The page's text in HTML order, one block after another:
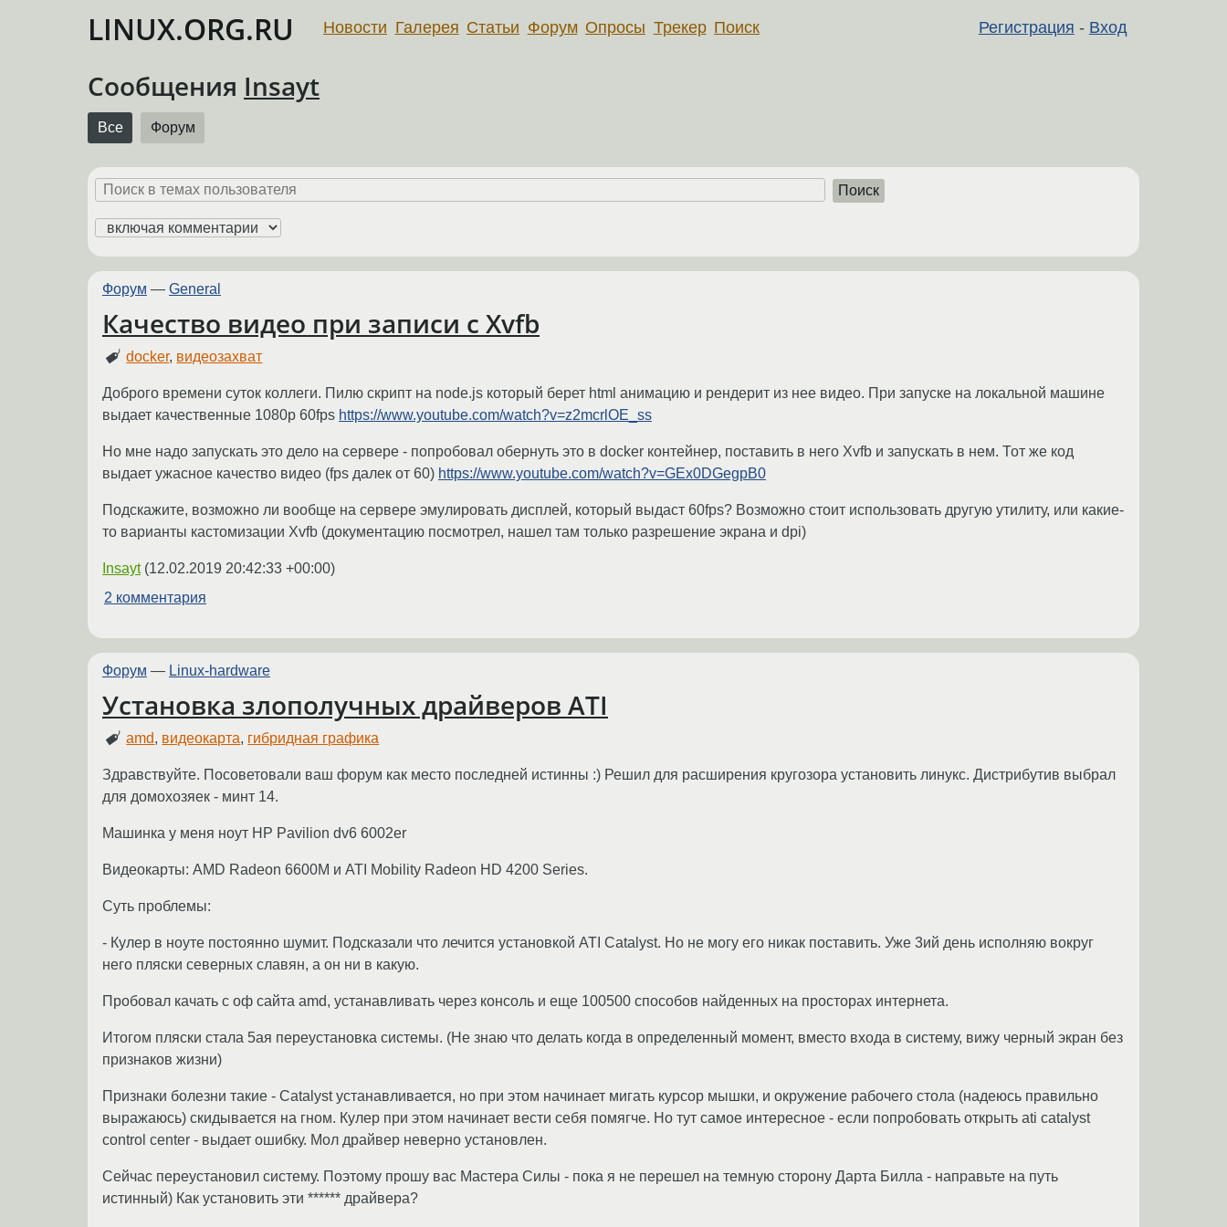
LINUX.ORG.RU Регистрация - Вход
Новости Галерея Статьи Форум Опросы Трекер Поиск
Сообщения Insayt
Все Форум
Поиск
Форум — General
Качество видео при записи с Xvfb
docker, видеозахват
Доброго времени суток коллеги. Пилю скрипт на node.js который берет html анимацию и рендерит из нее видео. При запуске на локальной машине
выдает качественные 1080p 60fps https://www.youtube.com/watch?v=z2mcrlOE_ss
Но мне надо запускать это дело на сервере - попробовал обернуть это в docker контейнер, поставить в него Xvfb и запускать в нем. Тот же код
выдает ужасное качество видео (fps далек от 60) https://www.youtube.com/watch?v=GEx0DGegpB0
Подскажите, возможно ли вообще на сервере эмулировать дисплей, который выдаст 60fps? Возможно стоит использовать другую утилиту, или какие-
то варианты кастомизации Xvfb (документацию посмотрел, нашел там только разрешение экрана и dpi)
Insayt (12.02.2019 20:42:33 +00:00)
2 комментария
Форум — Linux-hardware
Установка злополучных драйверов ATI
amd, видеокарта, гибридная графика
Здравствуйте. Посоветовали ваш форум как место последней истинны :) Решил для расширения кругозора установить линукс. Дистрибутив выбрал
для домохозяек - минт 14.
Машинка у меня ноут HP Pavilion dv6 6002er
Видеокарты: AMD Radeon 6600M и ATI Mobility Radeon HD 4200 Series.
Суть проблемы:
- Кулер в ноуте постоянно шумит. Подсказали что лечится установкой ATI Catalyst. Но не могу его никак поставить. Уже 3ий день исполняю вокруг
него пляски северных славян, а он ни в какую.
Пробовал качать с оф сайта amd, устанавливать через консоль и еще 100500 способов найденных на просторах интернета.
Итогом пляски стала 5ая переустановка системы. (Не знаю что делать когда в определенный момент, вместо входа в систему, вижу черный экран без
признаков жизни)
Признаки болезни такие - Catalyst устанавливается, но при этом начинает мигать курсор мышки, и окружение рабочего стола (надеюсь правильно
выражаюсь) скидывается на гном. Кулер при этом начинает вести себя помягче. Но тут самое интересное - если попробовать открыть ati catalyst
control center - выдает ошибку. Мол драйвер неверно установлен.
Сейчас переустановил систему. Поэтому прошу вас Мастера Силы - пока я не перешел на темную сторону Дарта Билла - направьте на путь
истинный) Как установить эти ****** драйвера?